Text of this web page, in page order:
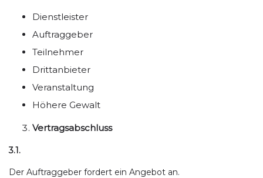
Dienstleister
Auftraggeber
Teilnehmer
Drittanbieter
Veranstaltung
Höhere Gewalt
Vertragsabschluss
3.1.
Der Auftraggeber fordert ein Angebot an.